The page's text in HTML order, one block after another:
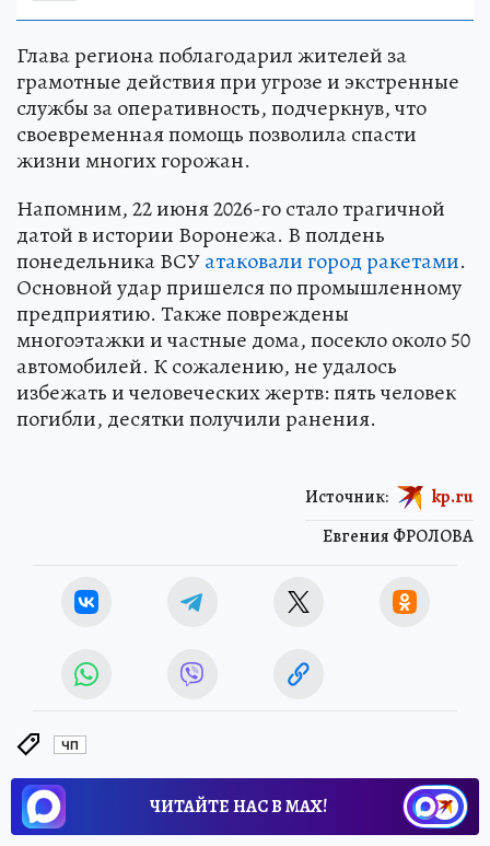
Глава региона поблагодарил жителей за
грамотные действия при угрозе и экстренные
службы за оперативность, подчеркнув, что
своевременная помощь позволила спасти
жизни многих горожан.
Напомним, 22 июня 2026-го стало трагичной
датой в истории Воронежа. В полдень
понедельника ВСУатаковали город ракетами.
Основной удар пришелся по промышленному
предприятию. Также повреждены
многоэтажки и частные дома, посекло около 50
автомобилей. К сожалению, не удалось
избежать и человеческих жертв: пять человек
погибли, десятки получили ранения.
Евгения ФРОЛОВА
Источник: kp.ru
ЧП
ЧИТАЙТЕ НАС В МАХ!